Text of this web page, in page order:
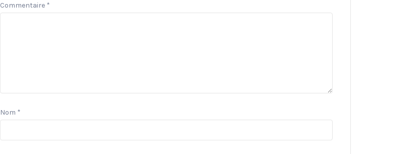
Commentaire *
Nom *